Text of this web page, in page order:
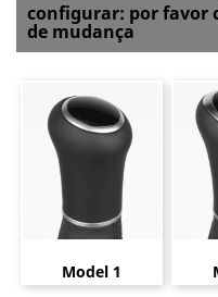
configurar: por favor
de mudança
Model 1